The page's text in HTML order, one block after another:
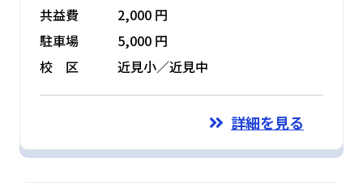
共益費
2,000 円
駐車場
5,000 円
校 区
近見小／近見中
詳細を見る